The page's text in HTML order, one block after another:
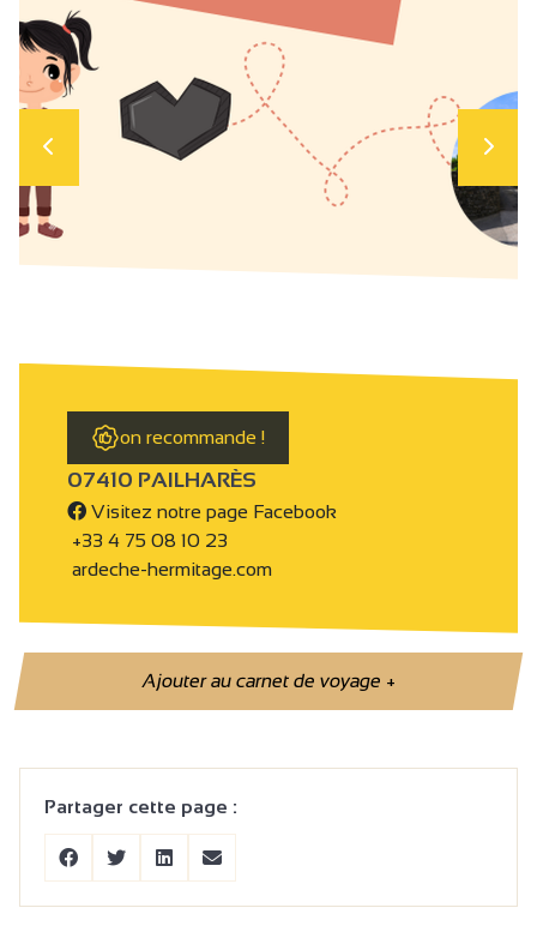
on recommande !
07410 PAILHARÈS
Visitez notre page Facebook
+33 4 75 08 10 23
ardeche-hermitage.com
Ajouter au carnet de voyage+
Partager cette page :